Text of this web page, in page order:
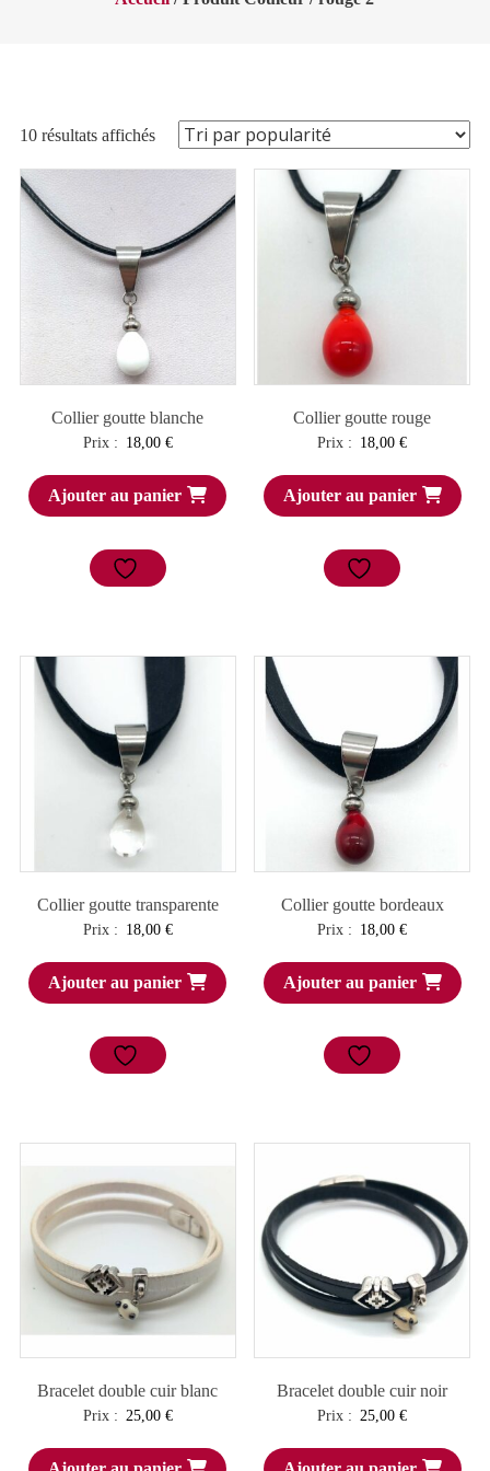
10 résultats affichésTrié
par
Collier goutte blanche
Prix : 18,00 €
Ajouter au panier
Collier goutte rouge
Prix : 18,00€
Ajouter au panier
Collier goutte transparente
Prix : 18,00 €
Ajouter au panier
Collier goutte bordeaux
Prix : 18,00€
Ajouter au panier
Bracelet double cuir blanc
Prix : 25,00 €
Bracelet double cuir noir
Prix : 25,00€